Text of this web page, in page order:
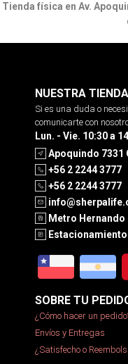
Tienda física en Av.
NUESTRA TIENDA
Si es una duda o
comunicarte con
Lun. - Vie. 10:30 a
Apoquindo 7331
+56 2 2244 3777
+56 2 2244 3777
Metro
SOBRE TU
¿Cómo hacer un
Envíos y Entregas
¿Satisfecho o